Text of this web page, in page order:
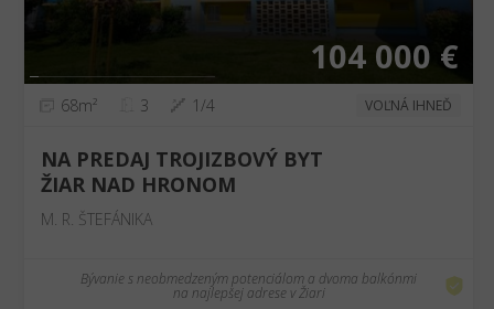
104 000 €
68m² 3 1/4 VOĽNÁ IHNEĎ
NA PREDAJ TROJIZBOVÝ BYT
ŽIAR NAD HRONOM
M. R. ŠTEFÁNIKA
Bývanie s neobmedzeným potenciálom a dvoma balkónmi
na najlepšej adrese v Žiari